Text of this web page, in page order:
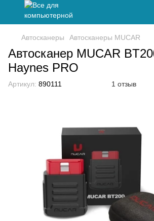
Автосканеры Автосканеры MUCAR
Автосканер MUCAR
Haynes PRO
Артикул: 890111 1 отзыв